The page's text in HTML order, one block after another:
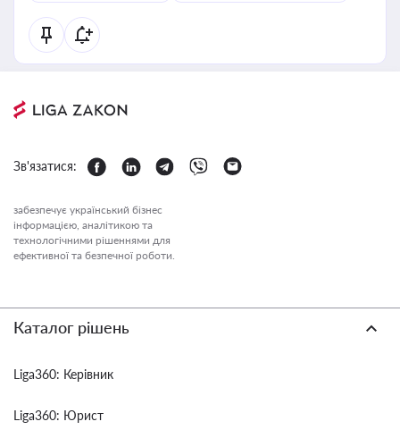
Зв'язатися:
забезпечує український бізнес
інформацією, аналітикою та
технологічними рішеннями для
ефективної та безпечної роботи.
Каталог рішень
Liga360: Керівник
Liga360: Юрист